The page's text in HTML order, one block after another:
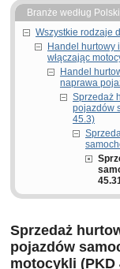
Branże według
Wszystkie rodzaje
Handel hurtowy
włączając
Handel
naprawa
Sprzedaż
pojazdów
45.3)
Sprzedaż
pojazdów
motocykli (PKD